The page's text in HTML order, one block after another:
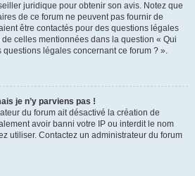
juridique pour obtenir son avis. Notez que
de ce forum ne peuvent pas fournir de
être contactés pour des questions légales
de celles mentionnées dans la question « Qui
légales concernant ce forum ? ».
je n’y parviens pas !
du forum ait désactivé la création de
avoir banni votre IP ou interdit le nom
utiliser. Contactez un administrateur du forum